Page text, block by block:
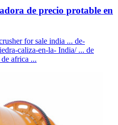
de precio protable en
for sale india ... de-
caliza-en-la- India/ ... de
africa ...